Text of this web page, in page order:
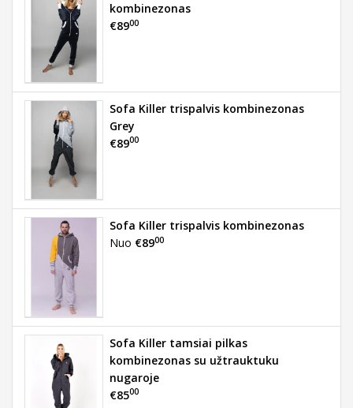
kombinezonas
€8900
Sofa Killer trispalvis kombinezonas
Grey
€8900
Sofa Killer trispalvis kombinezonas
Nuo €8900
Sofa Killer tamsiai pilkas
kombinezonas su užtrauktuku
nugaroje
€8500